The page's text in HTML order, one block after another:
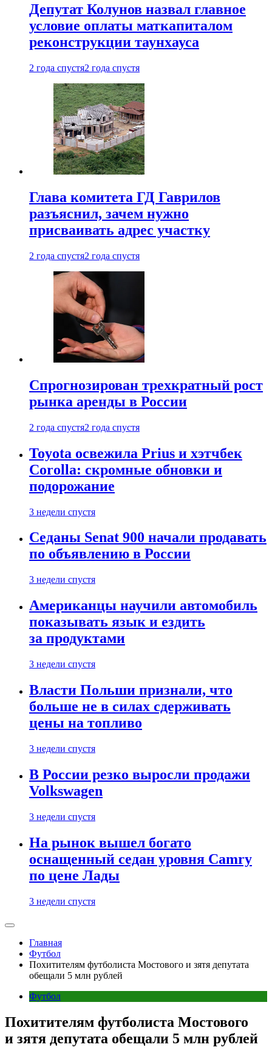
Депутат Колунов назвал главное
условие оплаты маткапиталом
реконструкции таунхауса
2 года спустя2 года спустя
Глава комитета ГД Гаврилов
разъяснил, зачем нужно
присваивать адрес участку
2 года спустя2 года спустя
Спрогнозирован трехкратный рост
рынка аренды в России
2 года спустя2 года спустя
Toyota освежила Prius и хэтчбек
Corolla: скромные обновки и
подорожание
3 недели спустя
Седаны Senat 900 начали продавать
по объявлению в России
3 недели спустя
Американцы научили автомобиль
показывать язык и ездить
за продуктами
3 недели спустя
Власти Польши признали, что
больше не в силах сдерживать
цены на топливо
3 недели спустя
В России резко выросли продажи
Volkswagen
3 недели спустя
На рынок вышел богато
оснащенный седан уровня Camry
по цене Лады
3 недели спустя
Главная
Футбол
Похитителям футболиста Мостового и зятя депутата
обещали 5 млн рублей
Футбол
Похитителям футболиста Мостового
и зятя депутата обещали 5 млн рублей